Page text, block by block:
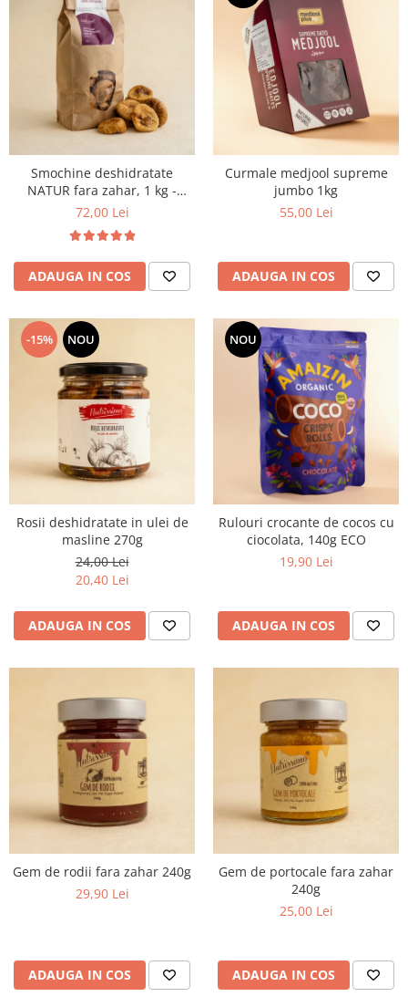
Smochine deshidratate
NATUR fara zahar, 1 kg -
Grecia
72,00 Lei
ADAUGA IN COS
Curmale medjool supreme
jumbo 1kg
55,00 Lei
ADAUGA IN COS
-15% NOU
Rosii deshidratate in ulei de
masline 270g
24,00 Lei
20,40 Lei
ADAUGA IN COS
NOU
Rulouri crocante de cocos cu
ciocolata, 140g ECO
19,90 Lei
ADAUGA IN COS
Gem de rodii fara zahar 240g
29,90 Lei
ADAUGA IN COS
Gem de portocale fara zahar
240g
25,00 Lei
ADAUGA IN COS